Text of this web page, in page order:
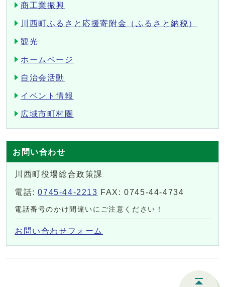
商工業振興
川西町ふるさと応援寄附金（ふるさと納税）
観光
ホームページ
自治会活動
イベント情報
広域市町村圏
お問い合わせ
川西町役場総合政策課
電話:0745-44-2213 FAX: 0745-44-4734
電話番号のかけ間違いにご注意ください！
お問い合わせフォーム